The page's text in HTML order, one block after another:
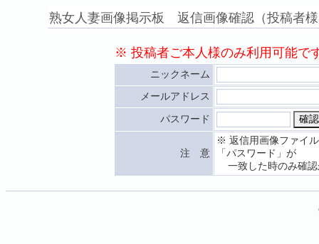
熟女人妻画像掲示板 返信画像確認（投稿者
※ 投稿者ご本人様のみ利用可能
ニックネーム
メールアドレス
パスワード
注 意
※ 返信用画像ファイ
「パスワード」が
一致した時のみ確認